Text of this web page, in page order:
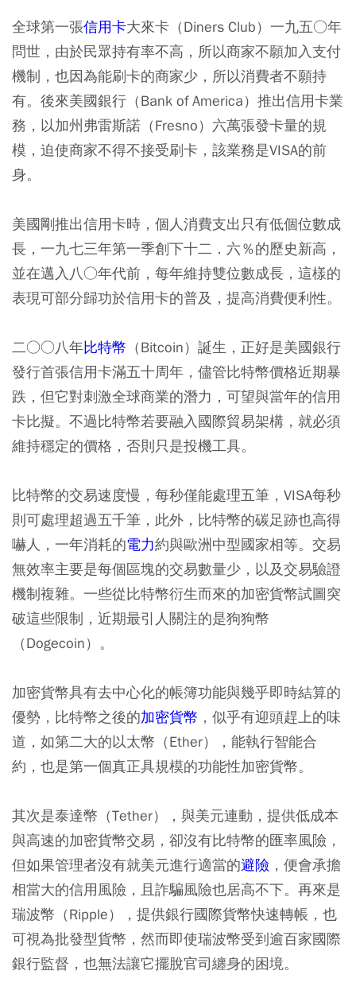
全球第一張信用卡大來卡（Diners Club）一九五○年
問世，由於民眾持有率不高，所以商家不願加入支付
機制，也因為能刷卡的商家少，所以消費者不願持
有。後來美國銀行（Bank of America）推出信用卡業
務，以加州弗雷斯諾（Fresno）六萬張發卡量的規
模，迫使商家不得不接受刷卡，該業務是VISA的前
身。
美國剛推出信用卡時，個人消費支出只有低個位數成
長，一九七三年第一季創下十二．六％的歷史新高，
並在邁入八○年代前，每年維持雙位數成長，這樣的
表現可部分歸功於信用卡的普及，提高消費便利性。
二○○八年比特幣 （Bitcoin）誕生，正好是美國銀行
發行首張信用卡滿五十周年，儘管比特幣價格近期暴
跌，但它對刺激全球商業的潛力，可望與當年的信用
卡比擬。不過比特幣若要融入國際貿易架構，就必須
維持穩定的價格，否則只是投機工具。
比特幣的交易速度慢，每秒僅能處理五筆，VISA每秒
則可處理超過五千筆，此外，比特幣的碳足跡也高得
嚇人，一年消耗的電力約與歐洲中型國家相等。交易
無效率主要是每個區塊的交易數量少，以及交易驗證
機制複雜。一些從比特幣衍生而來的加密貨幣試圖突
破這些限制，近期最引人關注的是狗狗幣
（Dogecoin）。
加密貨幣具有去中心化的帳簿功能與幾乎即時結算的
優勢，比特幣之後的加密貨幣 ，似乎有迎頭趕上的味
道，如第二大的以太幣（Ether），能執行智能合
約，也是第一個真正具規模的功能性加密貨幣。
其次是泰達幣（Tether），與美元連動，提供低成本
與高速的加密貨幣交易，卻沒有比特幣的匯率風險，
但如果管理者沒有就美元進行適當的避險 ，便會承擔
相當大的信用風險，且詐騙風險也居高不下。再來是
瑞波幣（Ripple），提供銀行國際貨幣快速轉帳，也
可視為批發型貨幣，然而即使瑞波幣受到逾百家國際
銀行監督，也無法讓它擺脫官司纏身的困境。